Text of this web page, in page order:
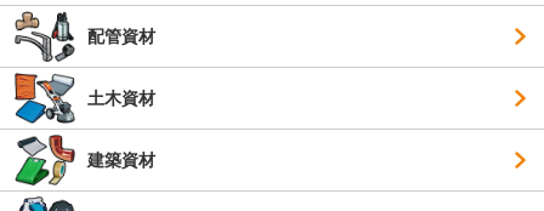
配管資材
土木資材
建築資材